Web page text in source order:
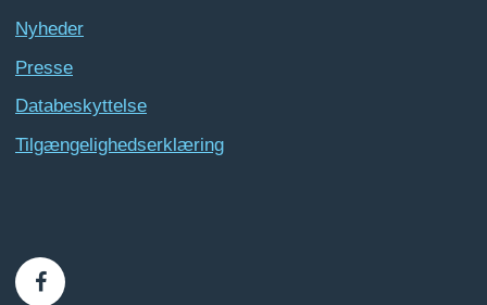
Nyheder
Presse
Databeskyttelse
Tilgængelighedserklæring